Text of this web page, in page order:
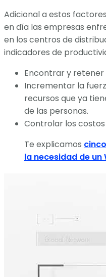
Adicional a estos
en día las empresas
en los centros de
indicadores de
Encontrar y
Incrementar la
recursos que ya
de las personas.
Controlar los
Te explicamos
la necesidad de un